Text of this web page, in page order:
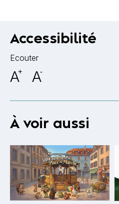
Accessibilité
Ecouter
A+ A-
À voir aussi